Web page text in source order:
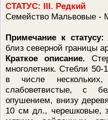
СТАТУС: III. Редкий
Семейство Мальвовые -
Примечание к статусу:
близ северной границы
Краткое описание.
многолетник. Стебли
в числе
слабоветвистые, с
опушением, внизу
10 см дл., черешковые,